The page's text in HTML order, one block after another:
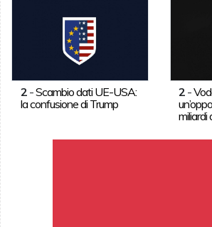
2-Scambio dati UE-USA:
la confusione di Trump
2 -
miliardi